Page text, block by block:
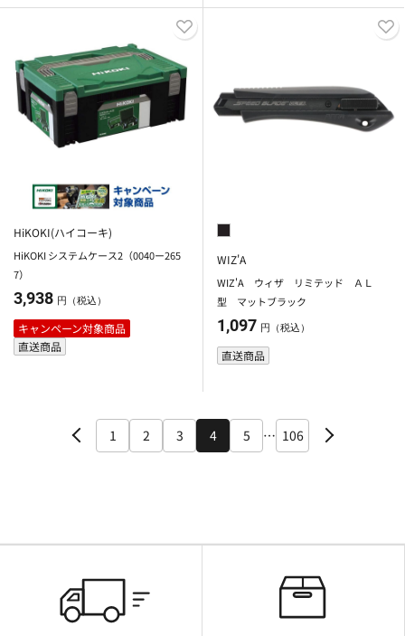
HiKOKI(ハイコーキ)
HiKOKI システムケース2（0040ー265
7）
3,938 円（税込）
キャンペーン対象商品
直送商品
WIZ'A
WIZ'A ウィザ リミテッド ＡＬ
型 マットブラック
1,097 円（税込）
直送商品
1 2 3 4 5 … 106